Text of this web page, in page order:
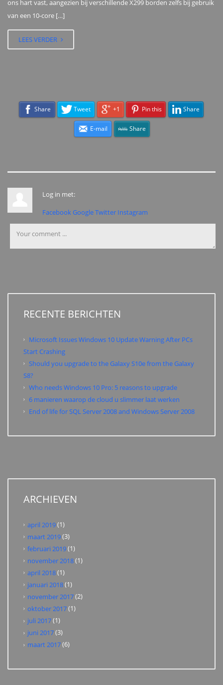
ons hart vast, aangezien bij verschillende X299 borden zelfs bij gebruik
van een 10-core […]
LEES VERDER
Share Tweet +1 Pin this Share
E-mail Share
Log in met:
Facebook GoogleTwitter Instagram
RECENTE BERICHTEN
Microsoft Issues Windows 10 Update Warning After PCs
Start Crashing
Should you upgrade to the Galaxy S10e from the Galaxy
S8?
Who needs Windows 10 Pro: 5 reasons to upgrade
6 manieren waarop de cloud u slimmer laat werken
End of life for SQL Server 2008 and Windows Server 2008
ARCHIEVEN
april 2019(1)
maart 2019(3)
februari 2019(1)
november 2018(1)
april 2018(1)
januari 2018(1)
november 2017(2)
oktober 2017(1)
juli 2017(1)
juni 2017(3)
maart 2017(6)